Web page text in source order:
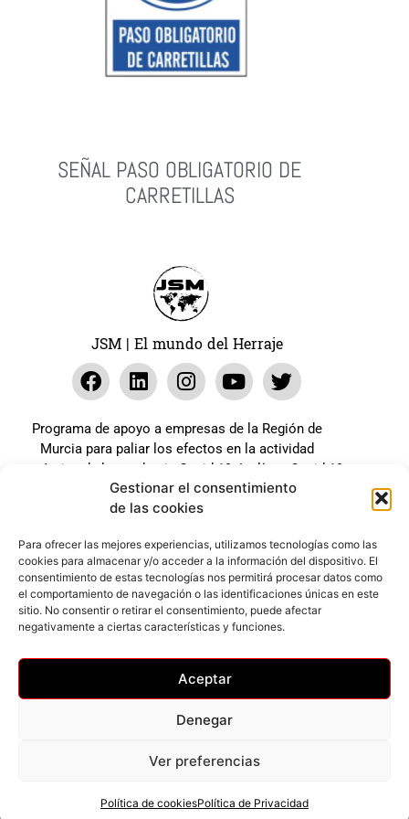
Gestionar el consentimiento
de las cookies
Para ofrecer las mejores experiencias, utilizamos tecnologías como las
cookies para almacenar y/o acceder a la información del dispositivo. El
consentimiento de estas tecnologías nos permitirá procesar datos como
el comportamiento de navegación o las identificaciones únicas en este
sitio. No consentir o retirar el consentimiento, puede afectar
negativamente a ciertas características y funciones.
Aceptar
Denegar
Ver preferencias
Política de cookiesPolítica de Privacidad
SEÑAL PASO OBLIGATORIO DE
CARRETILLAS
JSM | El mundo del Herraje
Programa de apoyo a empresas de la Región de
Murcia para paliar los efectos en la actividad
económica de la pandemia Covid-19. La línea Covid-19
coste cero cofinanciada por la unión europea.
Expediente: 2020.07.COSI.0483
Web desarrollada gracias al Programa Kit Digital
Cofinanciado por los Fondos Next Generation (EU) del
–Accesibilidad–Cookies
© Todos los derechos reservados